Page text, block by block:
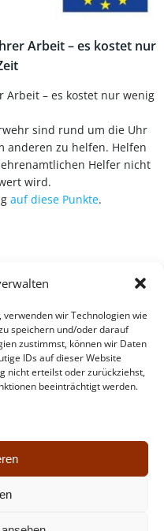
wir Technologien wie
speichern und/oder darauf
zustimmst, können wir Daten
IDs auf dieser Website
nicht erteilst oder zurückziehst,
beeinträchtigt werden.
Arbeit – es kostet nur
Arbeit – es kostet nur wenig
sind rund um die Uhr
anderen zu helfen. Helfen
Helfer nicht
wird.
auf diese Punkte.
Created for free using